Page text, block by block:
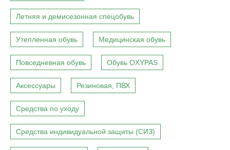
Летняя и демисезонная спецобувь
Утепленная обувь Медицинская обувь
Повседневная обувь Обувь OXYPAS
Аксессуары Резиновая, ПВХ
Средства по уходу
Средства индивидуальной защиты (СИЗ)